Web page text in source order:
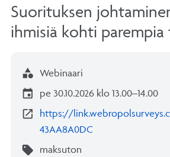
Suorituksen
ihmisiä kohti parempia
category Webinaari
event pe 30.10.2026 klo 13.00–14.00
open_in_new
https://
43AA8A0DC
sell maksuton